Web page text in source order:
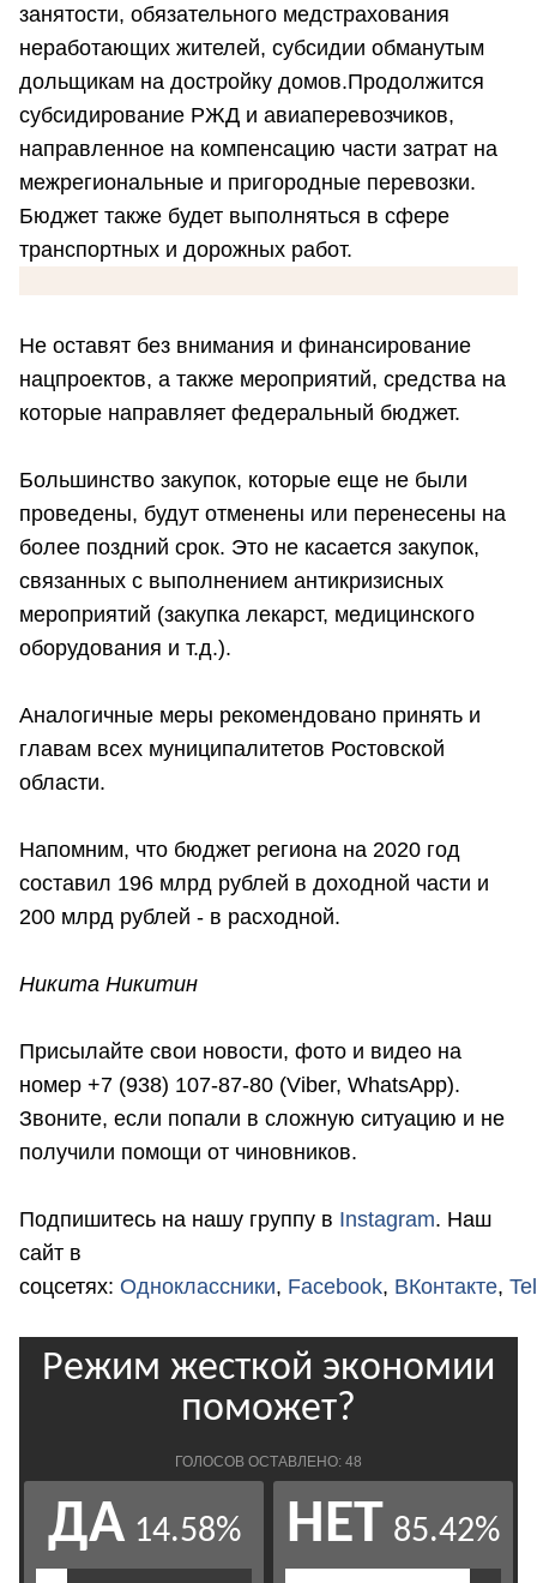
занятости, обязательного медстрахования
неработающих жителей, субсидии обманутым
дольщикам на достройку домов.Продолжится
субсидирование РЖД и авиаперевозчиков,
направленное на компенсацию части затрат на
межрегиональные и пригородные перевозки.
Бюджет также будет выполняться в сфере
транспортных и дорожных работ.
Не оставят без внимания и финансирование
нацпроектов, а также мероприятий, средства на
которые направляет федеральный бюджет.
Большинство закупок, которые еще не были
проведены, будут отменены или перенесены на
более поздний срок. Это не касается закупок,
связанных с выполнением антикризисных
мероприятий (закупка лекарст, медицинского
оборудования и т.д.).
Аналогичные меры рекомендовано принять и
главам всех муниципалитетов Ростовской
области.
Напомним, что бюджет региона на 2020 год
составил 196 млрд рублей в доходной части и
200 млрд рублей - в расходной.
Никита Никитин
Присылайте свои новости, фото и видео на
номер +7 (938) 107-87-80 (Viber, WhatsApp).
Звоните, если попали в сложную ситуацию и не
получили помощи от чиновников.
Подпишитесь на нашу группу в Instagram. Наш
сайт в
соцсетях: Одноклассники, Facebook, ВКонтакте,